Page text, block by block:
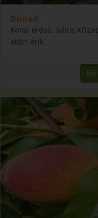
Dixired
Korai érésű, július
előtt érik.